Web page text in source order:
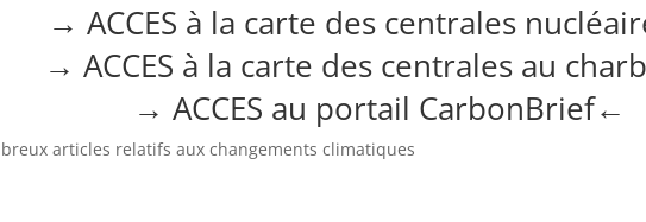
→ ACCES à la carte des centrales
→ ACCES à la carte des centrales au
→ ACCES au portail CarbonBrief←
articles relatifs aux changements climatiques